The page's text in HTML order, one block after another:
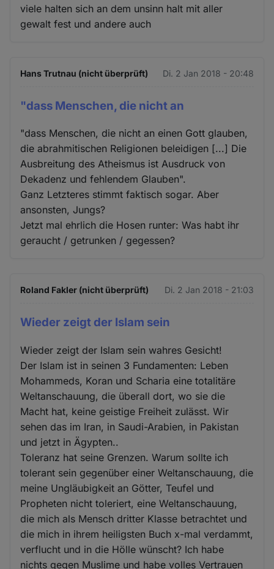
viele halten sich an dem unsinn halt mit aller
gewalt fest und andere auch
Hans Trutnau (nicht überprüft) Di. 2 Jan 2018 - 20:48
"dass Menschen, die nicht an
"dass Menschen, die nicht an einen Gott glauben,
die abrahmitischen Religionen beleidigen [...] Die
Ausbreitung des Atheismus ist Ausdruck von
Dekadenz und fehlendem Glauben".
Ganz Letzteres stimmt faktisch sogar. Aber
ansonsten, Jungs?
Jetzt mal ehrlich die Hosen runter: Was habt ihr
geraucht / getrunken / gegessen?
Roland Fakler (nicht überprüft) Di. 2 Jan 2018 - 21:03
Wieder zeigt der Islam sein
Wieder zeigt der Islam sein wahres Gesicht!
Der Islam ist in seinen 3 Fundamenten: Leben
Mohammeds, Koran und Scharia eine totalitäre
Weltanschauung, die überall dort, wo sie die
Macht hat, keine geistige Freiheit zulässt. Wir
sehen das im Iran, in Saudi-Arabien, in Pakistan
und jetzt in Ägypten..
Toleranz hat seine Grenzen. Warum sollte ich
tolerant sein gegenüber einer Weltanschauung, die
meine Ungläubigkeit an Götter, Teufel und
Propheten nicht toleriert, eine Weltanschauung,
die mich als Mensch dritter Klasse betrachtet und
die mich in ihrem heiligsten Buch x-mal verdammt,
verflucht und in die Hölle wünscht? Ich habe
nichts gegen Muslime und habe volles Vertrauen